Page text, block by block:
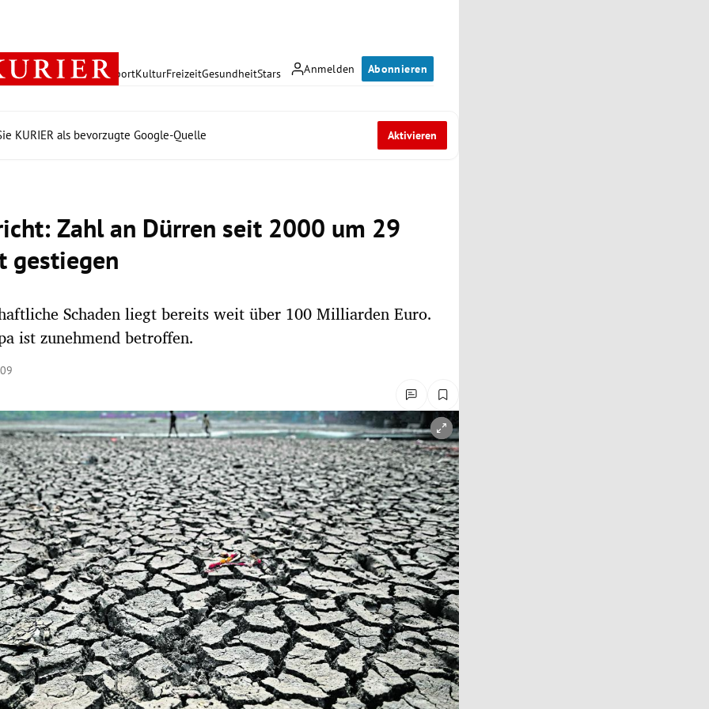
Anmelden Abonnieren
PolitikWirtschaft SportKulturFreizeitGesundheitStars
KURIER als bevorzugte Google-Quelle Aktivieren
Zahl an Dürren seit 2000 um 29
gestiegen
Schaden liegt bereits weit über 100 Milliarden Euro.
ist zunehmend betroffen.
öffnen/schließen